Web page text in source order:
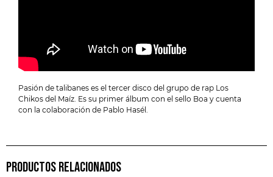
Pasión de talibanes es el tercer disco del grupo de rap Los
Chikos del Maíz. Es su primer álbum con el sello Boa y cuenta
con la colaboración de Pablo Hasél.
PRODUCTOS RELACIONADOS